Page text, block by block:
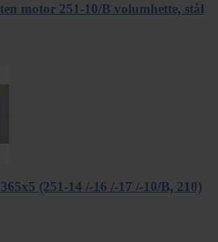
motor 251-10/B volumhette, stål
(251-14 /-16 /-17 /-10/B, 210)